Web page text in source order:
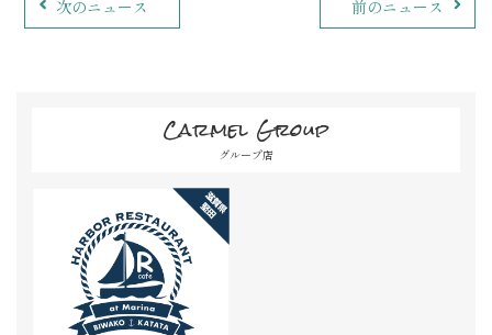
次のニュース 前のニュース
Carmel Group
グループ店